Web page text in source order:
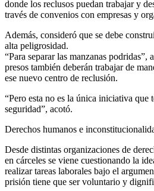
donde los reclusos puedan trabajar y
través de convenios con empresas y
Además, consideró que se debe
alta peligrosidad.
“Para separar las manzanas podridas”,
presos también deberán trabajar de
ese nuevo centro de reclusión.
“Pero esta no es la única iniciativa que
seguridad”, acotó.
Derechos humanos e
Desde distintas organizaciones de
en cárceles se viene cuestionando la
realizar tareas laborales bajo el
prisión tiene que ser voluntario y